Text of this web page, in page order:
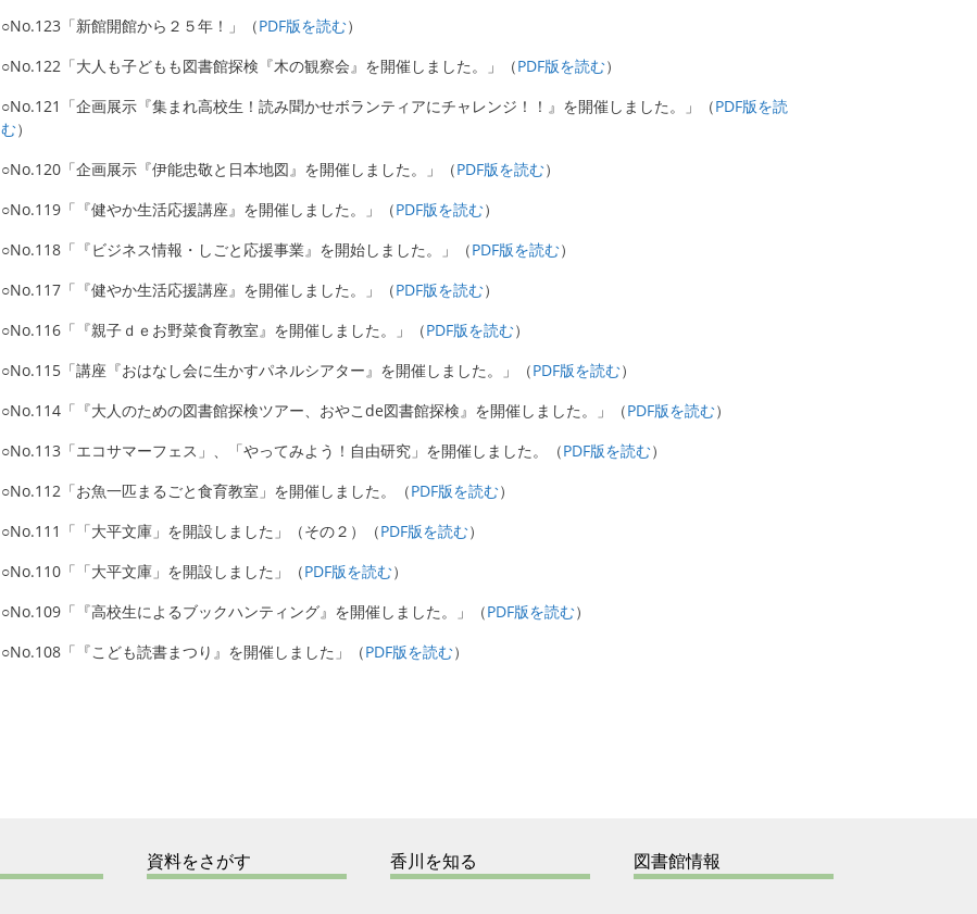
○No.123「新館開館から２５年！」（PDF版を読む）
○No.122「大人も子どもも図書館探検『木の観察会』を開催しました。」（PDF版を読む）
○No.121「企画展示『集まれ高校生！読み聞かせボランティアにチャレンジ！！』を開催しました。」（PDF版を読
む）
○No.120「企画展示『伊能忠敬と日本地図』を開催しました。」（PDF版を読む）
○No.119「『健やか生活応援講座』を開催しました。」（PDF版を読む）
○No.118「『ビジネス情報・しごと応援事業』を開始しました。」（PDF版を読む）
○No.117「『健やか生活応援講座』を開催しました。」（PDF版を読む）
○No.116「『親子ｄｅお野菜食育教室』を開催しました。」（PDF版を読む）
○No.115「講座『おはなし会に生かすパネルシアター』を開催しました。」（PDF版を読む）
○No.114「『大人のための図書館探検ツアー、おやこde図書館探検』を開催しました。」（PDF版を読む）
○No.113「エコサマーフェス」、「やってみよう！自由研究」を開催しました。（PDF版を読む）
○No.112「お魚一匹まるごと食育教室」を開催しました。（PDF版を読む）
○No.111「「大平文庫」を開設しました」（その２）（PDF版を読む）
○No.110「「大平文庫」を開設しました」（PDF版を読む）
○No.109「『高校生によるブックハンティング』を開催しました。」（PDF版を読む）
○No.108「『こども読書まつり』を開催しました」（PDF版を読む）
資料をさがす 香川を知る 図書館情報